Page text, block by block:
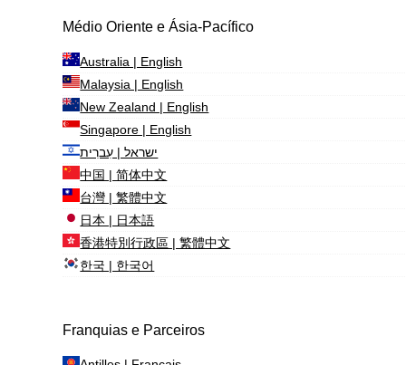
Médio Oriente e Ásia-Pacífico
Australia | English
Malaysia | English
New Zealand | English
Singapore | English
ישראל | עִברִית
中国 | 简体中文
台灣 | 繁體中文
日本 | 日本語
香港特別行政區 | 繁體中文
한국 | 한국어
Franquias e Parceiros